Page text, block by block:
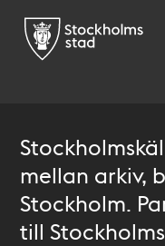
mellan arkiv,
Stockholm.
till